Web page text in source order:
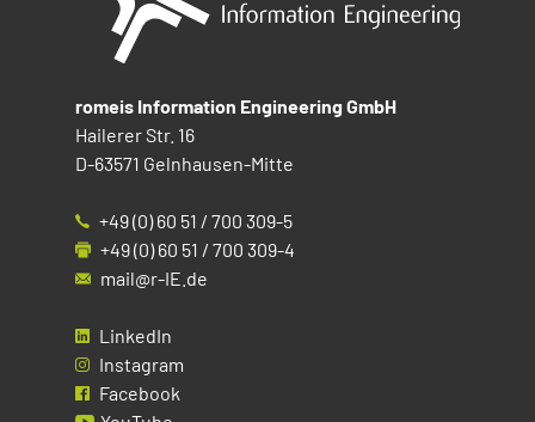
romeis Information Engineering GmbH
Hailerer Str. 16
D-63571 Gelnhausen-Mitte
+49 (0) 60 51 / 700 309-5
+49 (0) 60 51 / 700 309-4
mail@r-IE.de
LinkedIn
Instagram
Facebook